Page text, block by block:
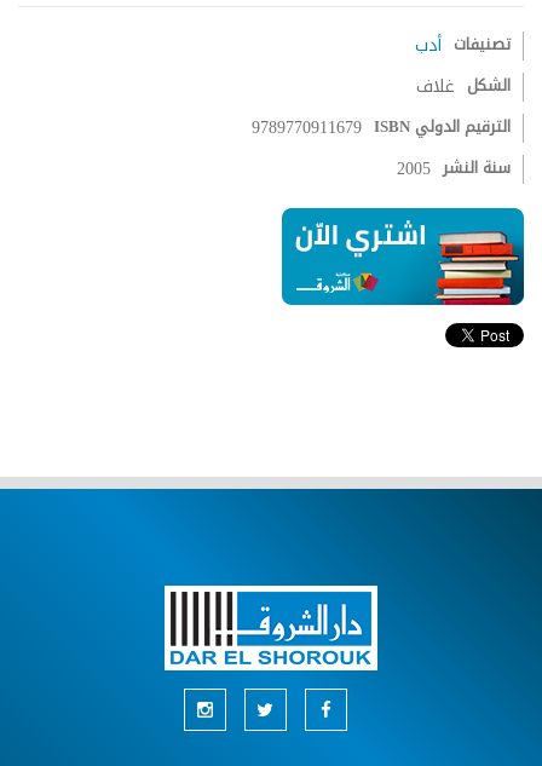
تصنيفات أدب
الشكل غلاف
الترقيم الدولي ISBN 9789770911679
سنة النشر 2005